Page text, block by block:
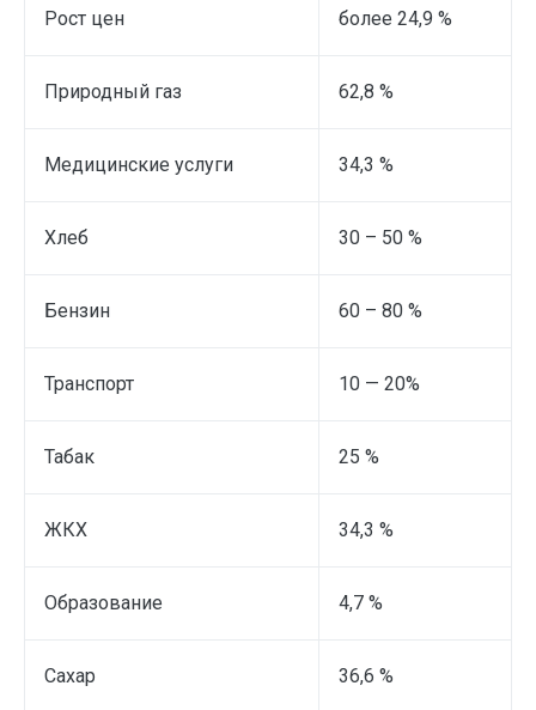
Рост цен более 24,9 %
Природный газ 62,8 %
Медицинские услуги 34,3 %
Хлеб 30 – 50 %
Бензин 60 – 80 %
Транспорт 10 — 20%
Табак 25 %
ЖКХ 34,3 %
Образование 4,7 %
Сахар 36,6 %